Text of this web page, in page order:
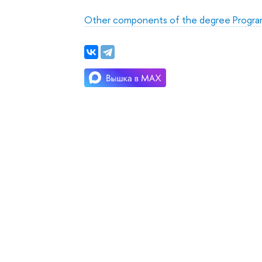
Other components of the degree